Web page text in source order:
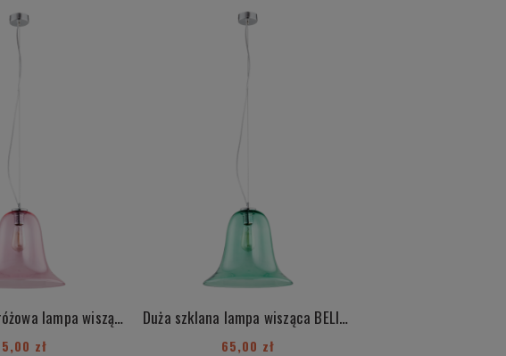
Duża szklana różowa lampa wisząca BELIZE 3714
zł
Duża szklana lampa wisząca BELIZE 3713
65,00 zł